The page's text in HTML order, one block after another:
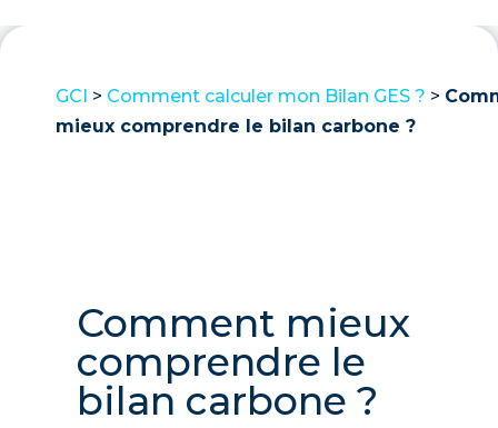
GCI > Comment calculer mon Bilan GES ? >
mieux comprendre le bilan carbone ?
Comment mieux
comprendre le
bilan carbone ?